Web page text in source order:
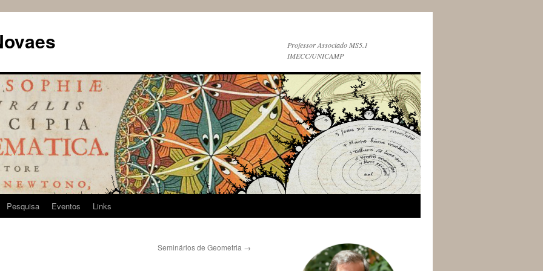
Professor Associado MS5.1
IMECC/UNICAMP
Pesquisa Eventos Links
Seminários de Geometria →